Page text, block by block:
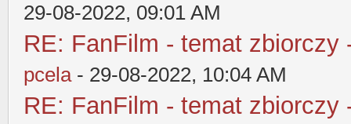
29-08-2022, 09:01 AM
RE: FanFilm - temat zbiorczy
pcela- 29-08-2022, 10:04 AM
RE: FanFilm - temat zbiorczy